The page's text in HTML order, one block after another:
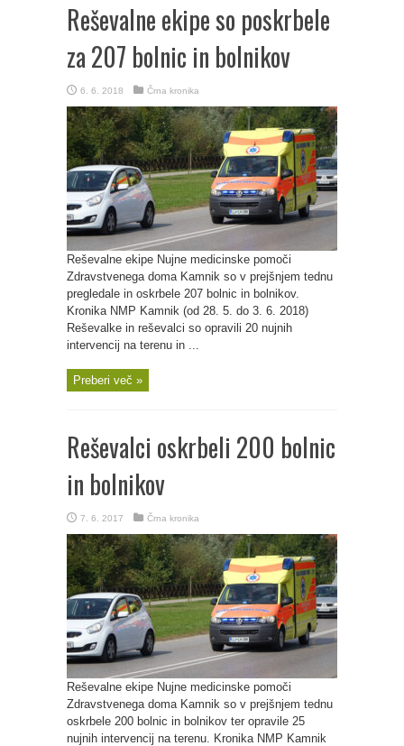
Reševalne ekipe so poskrbele
za 207 bolnic in bolnikov
6. 6. 2018 Črna kronika
Reševalne ekipe Nujne medicinske pomoči
Zdravstvenega doma Kamnik so v prejšnjem tednu
pregledale in oskrbele 207 bolnic in bolnikov.
Kronika NMP Kamnik (od 28. 5. do 3. 6. 2018)
Reševalke in reševalci so opravili 20 nujnih
intervencij na terenu in ...
Preberi več »
Reševalci oskrbeli 200 bolnic
in bolnikov
7. 6. 2017 Črna kronika
Reševalne ekipe Nujne medicinske pomoči
Zdravstvenega doma Kamnik so v prejšnjem tednu
oskrbele 200 bolnic in bolnikov ter opravile 25
nujnih intervencij na terenu. Kronika NMP Kamnik